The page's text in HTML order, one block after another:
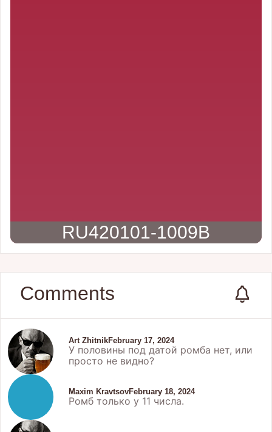
RU420101-1009B
Comments
Art ZhitnikFebruary 17, 2024
У половины под датой ромба нет, или
просто не видно?
Maxim KravtsovFebruary 18, 2024
Ромб только у 11 числа.